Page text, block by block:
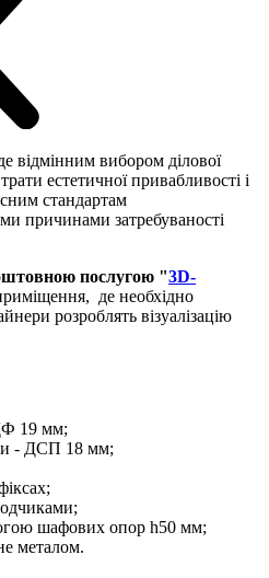
відмінним вибором ділової
естетичної привабливості і
стандартам
причинами затребуваності
послугою "3D-
де необхідно
розроблять візуалізацію
19 мм;
- ДСП 18 мм;
шафових опор h50 мм;
металом.